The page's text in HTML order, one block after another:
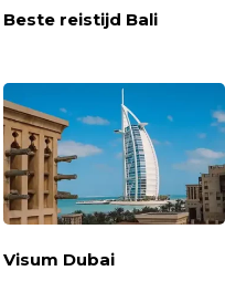
Beste reistijd Bali
Visum Dubai